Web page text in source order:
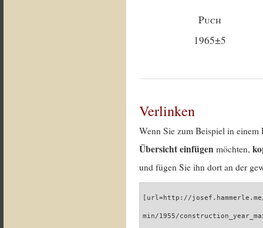
Puch
1965±5
Verlinken
Wenn Sie zum Beispiel in
Übersicht einfügen möchten,
und fügen Sie ihn dort an der
[url=http://
min/1955/